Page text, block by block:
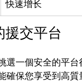
快速增长
援交平台
選一個安全的平
確保您享受到高